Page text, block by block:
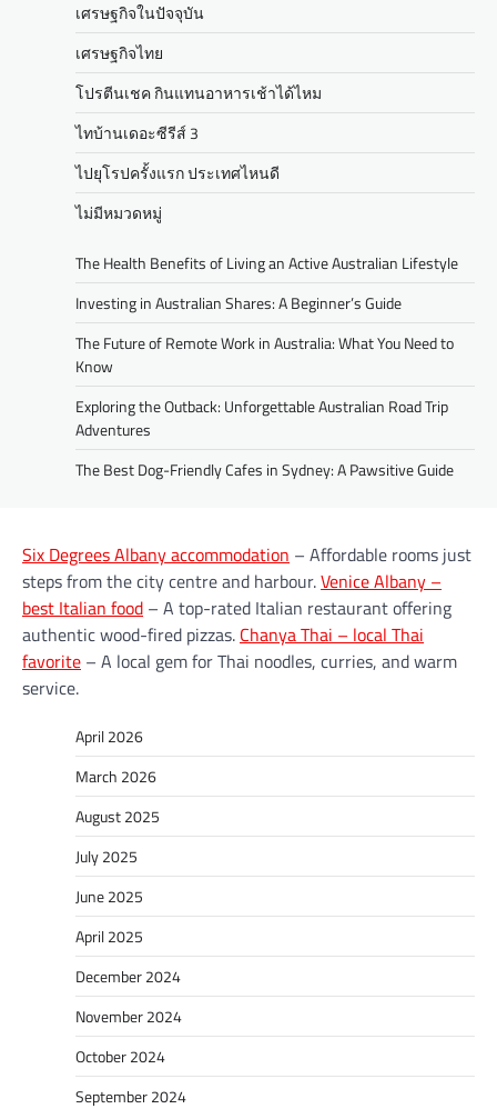
เศรษฐกิจในปัจจุบัน
เศรษฐกิจไทย
โปรตีนเชค กินแทนอาหารเช้าได้ไหม
ไทบ้านเดอะซีรีส์ 3
ไปยุโรปครั้งแรก ประเทศไหนดี
ไม่มีหมวดหมู่
The Health Benefits of Living an Active Australian Lifestyle
Investing in Australian Shares: A Beginner’s Guide
The Future of Remote Work in Australia: What You Need to
Know
Exploring the Outback: Unforgettable Australian Road Trip
Adventures
The Best Dog-Friendly Cafes in Sydney: A Pawsitive Guide
Six Degrees Albany accommodation – Affordable rooms just
steps from the city centre and harbour.Venice Albany –
best Italian food – A top-rated Italian restaurant offering
authentic wood-fired pizzas. Chanya Thai – local Thai
favorite – A local gem for Thai noodles, curries, and warm
service.
April 2026
March 2026
August 2025
July 2025
June 2025
April 2025
December 2024
November 2024
October 2024
September 2024